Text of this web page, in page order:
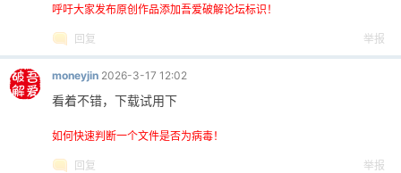
呼吁大家发布原创作品添加吾爱破解论坛标识！
回复 举报
moneyjin 2026-3-17 12:02
看着不错，下载试用下
如何快速判断一个文件是否为病毒！
回复 举报